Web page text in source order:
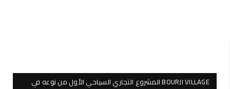
BOURJI VILLAGE المشروع التجاري السياحي الأول من نوعه في